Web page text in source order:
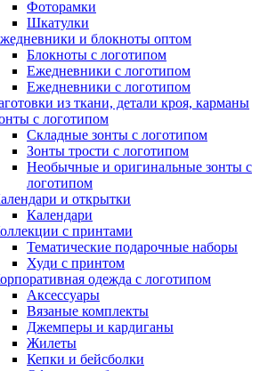
Фоторамки
Шкатулки
и блокноты оптом
Блокноты с логотипом
Ежедневники с логотипом
Ежедневники с логотипом
из ткани, детали кроя, карманы
с логотипом
Складные зонты с логотипом
Зонты трости с логотипом
Необычные и оригинальные зонты с
логотипом
и открытки
Календари
с принтами
Тематические подарочные наборы
Худи с принтом
одежда с логотипом
Аксессуары
Вязаные комплекты
Джемперы и кардиганы
Жилеты
Кепки и бейсболки